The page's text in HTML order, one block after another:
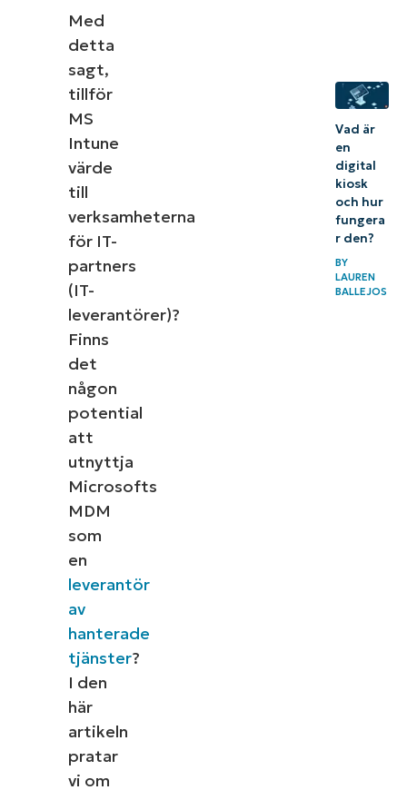
Med
detta
sagt,
tillför
MS
Intune
värde
till
verksamheterna
för IT-
partners
(IT-
leverantörer)?
Finns
det
någon
potential
att
utnyttja
Microsofts
MDM
som
en
leverantör
av
hanterade
tjänster?
I den
här
artikeln
pratar
vi om
Vad är
en
digital
kiosk
och hur
fungera
r den?
BY
LAUREN
BALLEJOS